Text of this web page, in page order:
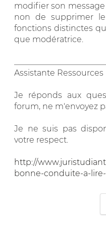
modifier son
non de supprimer
fonctions distinctes
que modératrice.
Assistante
Je réponds aux
forum, ne m'envoyez
Je ne suis pas
votre respect.
http://
bonne-conduite-a-